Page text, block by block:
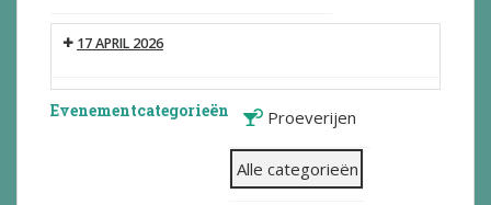
17 APRIL 2026
Evenementcategorieën Proeverijen
Alle categorieën